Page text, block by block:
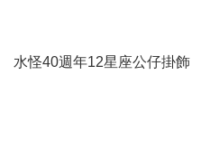
水怪40週年12星座公仔掛飾